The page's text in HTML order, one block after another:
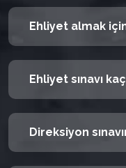
Ehliyet almak için
Ehliyet sınavı
Direksiyon